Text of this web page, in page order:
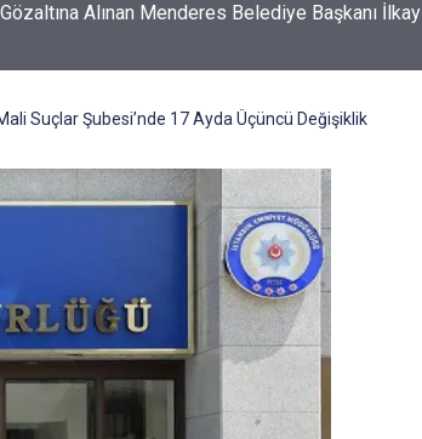
Alınan Menderes Belediye Başkanı İlkay
Suçlar Şubesi’nde 17 Ayda Üçüncü Değişiklik